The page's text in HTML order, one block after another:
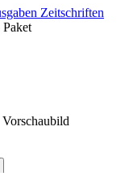
Zeitschriften